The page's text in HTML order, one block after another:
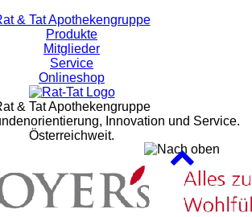
& Tat Apothekengruppe
Produkte
Mitglieder
Service
Onlineshop
& Tat Apothekengruppe
Innovation und Service.
Österreichweit.